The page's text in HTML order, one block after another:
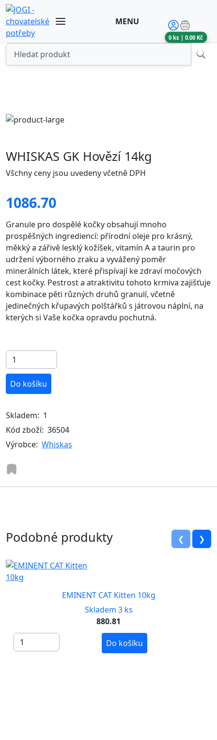
MENU
0 ks |0.00 Kč
WHISKAS GK Hovězí 14kg
Všchny ceny jsou uvedeny včetně DPH
1086.70
Granule pro dospělé kočky obsahují mnoho
prospěšných ingrediencí: přírodní oleje pro krásný,
měkký a zářivě lesklý kožíšek, vitamín A a taurin pro
udržení výborného zraku a vyvážený poměr
minerálních látek, které přispívají ke zdraví močových
cest kočky. Pestrost a atraktivitu tohoto krmiva zajišťuje
kombinace pěti různých druhů granulí, včetně
jedinečných křupavých polštářků s játrovou náplní, na
kterých si Vaše kočka opravdu pochutná.
Do košíku
Skladem: 1
Kód zboží: 36504
Výrobce: Whiskas
Podobné produkty ❮ ❯
EMINENT CAT Kitten 10kg
Skladem 3 ks
880.81
Do košíku